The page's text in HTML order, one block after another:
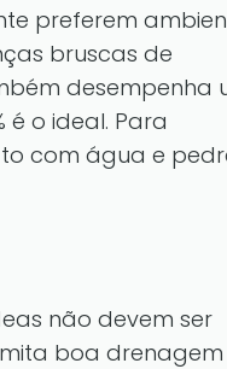
preferem
bruscas de
desempenha
é o ideal. Para
com água e
não devem ser
boa drenagem